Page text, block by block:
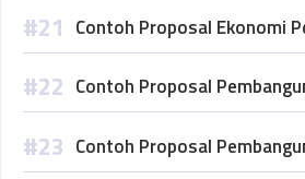
Contoh Proposal Ekonomi
Contoh Proposal
Contoh Proposal